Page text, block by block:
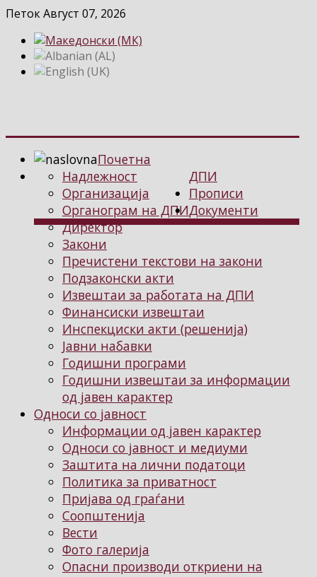
Петок Август 07, 2026
Почетна
ДПИ
Надлежност
Организација
Органограм на ДПИ
Директор
Прописи
Закони
Пречистени текстови на закони
Подзаконски акти
Документи
Извештаи за работата на ДПИ
Финансиски извештаи
Инспекциски акти (решенија)
Јавни набавки
Годишни програми
Годишни извештаи за информации
од јавен карактер
Односи со јавност
Информации од јавен карактер
Односи со јавност и медиуми
Заштита на лични податоци
Политика за приватност
Пријава од граѓани
Соопштенија
Вести
Фото галерија
Опасни производи откриени на